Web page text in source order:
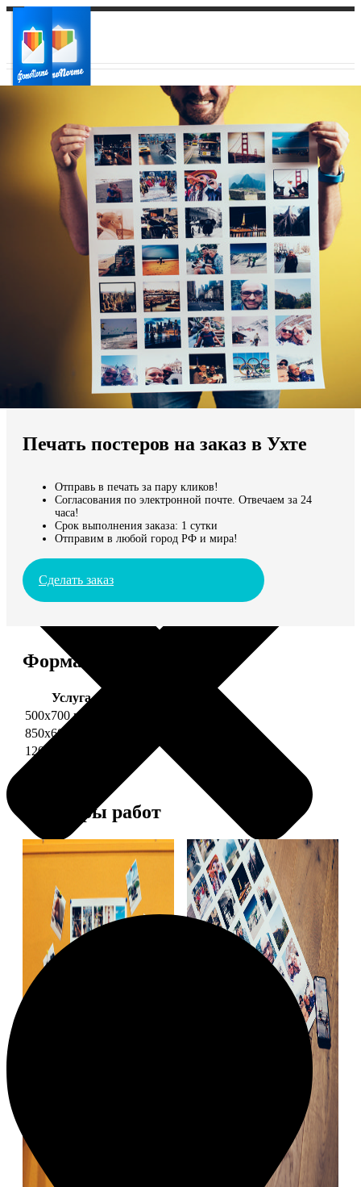
Ваш город:
Ваш регион доставки
Выберите из списка:
Мы доставляем по всему миру
Продолжить без города
Печать постеров на заказ в Ухте
Отправь в печать за пару кликов!
Согласования по электронной почте. Отвечаем за 24
часа!
Срок выполнения заказа: 1 сутки
Отправим в любой город РФ и мира!
Сделать заказ
Форматы и цены
Услуга
500х700 глянец
850х600 глянец
1200х850 глянец
Примеры работ